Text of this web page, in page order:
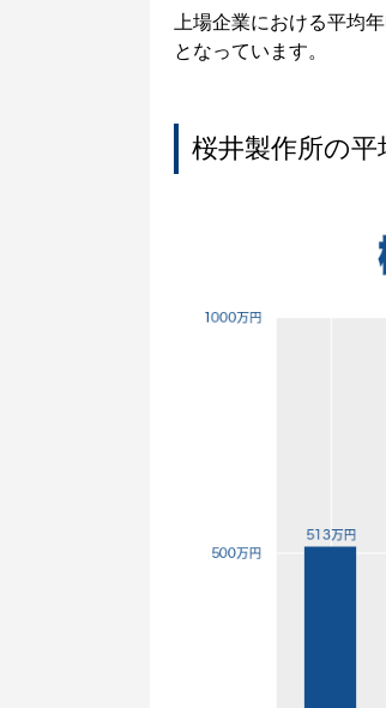
上場企業における平均
となっています。
桜井製作所の平